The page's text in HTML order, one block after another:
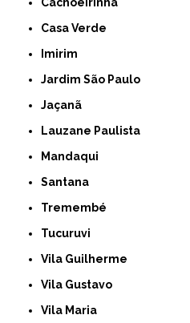
Casa Verde
Imirim
Jardim São Paulo
Jaçanã
Lauzane Paulista
Mandaqui
Santana
Tremembé
Tucuruvi
Vila Guilherme
Vila Gustavo
Vila Maria